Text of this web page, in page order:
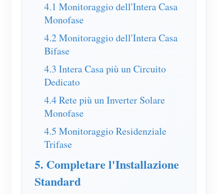
4.1 Monitoraggio dell'Intera Casa
Monofase
4.2 Monitoraggio dell'Intera Casa
Bifase
4.3 Intera Casa più un Circuito
Dedicato
4.4 Rete più un Inverter Solare
Monofase
4.5 Monitoraggio Residenziale
Trifase
5. Completare l'Installazione
Standard